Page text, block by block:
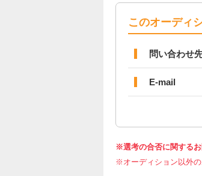
このオーディ
問い合わせ
E-mail
※選考の合否に関するお
※オーディション以外